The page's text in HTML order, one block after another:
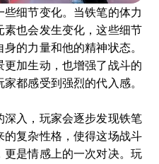
细节变化。当铁笔的体力
也会发生变化，这些细节
的力量和他的精神状态。
加生动，也增强了战斗的
都感受到强烈的代入感。
入，玩家会逐步发现铁笔
复杂性格，使得这场战斗
是情感上的一次对决。玩